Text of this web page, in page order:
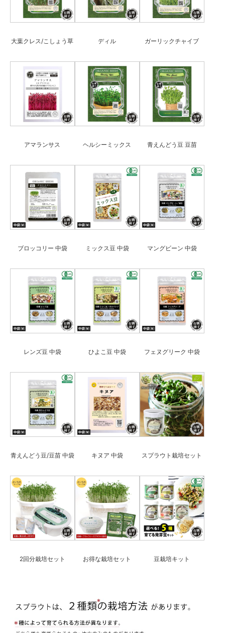
大葉クレス/こしょう草 ディル ガーリックチャイブ
アマランサス ヘルシーミックス 青えんどう豆 豆苗
ブロッコリー 中袋 ミックス豆 中袋 マングビーン 中袋
レンズ豆 中袋 ひよこ豆 中袋 フェヌグリーク 中袋
青えんどう豆/豆苗 中袋 キヌア 中袋 スプラウト栽培セット
2回分栽培セット お得な栽培セット 豆栽培キット